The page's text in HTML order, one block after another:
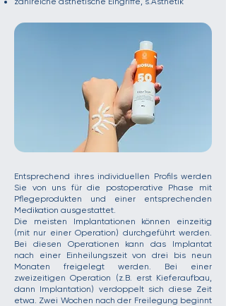
​Entsprechend ihres individuellen Profils werden
Sie von uns für die postoperative Phase mit
Pflegeprodukten und einer entsprechenden
Medikation ausgestattet.
Die meisten Implantationen können einzeitig
(mit nur einer Operation) durchgeführt werden.
Bei diesen Operationen kann das Implantat
nach einer Einheilungszeit von drei bis neun
Monaten freigelegt werden. Bei einer
zweizeitigen Operation (z.B. erst Kieferaufbau,
dann Implantation) verdoppelt sich diese Zeit
etwa. Zwei Wochen nach der Freilegung beginnt